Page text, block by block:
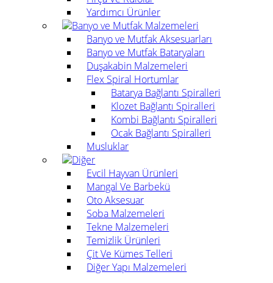
Yardımcı Ürünler
Banyo ve Mutfak Malzemeleri
Banyo ve Mutfak Aksesuarları
Banyo ve Mutfak Bataryaları
Duşakabin Malzemeleri
Flex Spiral Hortumlar
Batarya Bağlantı Spiralleri
Klozet Bağlantı Spiralleri
Kombi Bağlantı Spiralleri
Ocak Bağlantı Spiralleri
Musluklar
Diğer
Evcil Hayvan Ürünleri
Mangal Ve Barbekü
Oto Aksesuar
Soba Malzemeleri
Tekne Malzemeleri
Temizlik Ürünleri
Çit Ve Kümes Telleri
Diğer Yapı Malzemeleri